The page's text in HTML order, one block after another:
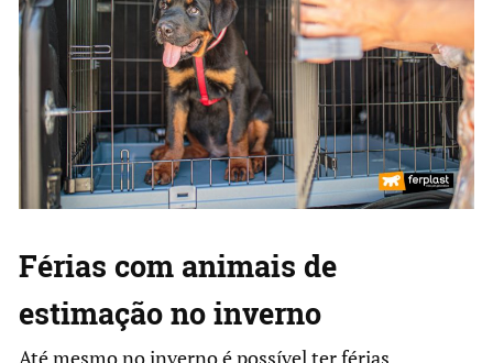
Férias com animais de
estimação no inverno
Até mesmo no inverno é possível ter férias